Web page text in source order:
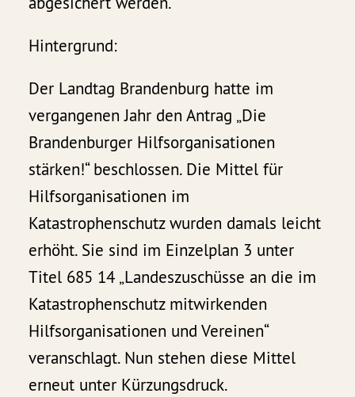
Hintergrund:
Der Landtag Brandenburg hatte im
vergangenen Jahr den Antrag „Die
Brandenburger Hilfsorganisationen
stärken!“ beschlossen. Die Mittel für
Hilfsorganisationen im
Katastrophenschutz wurden damals leicht
erhöht. Sie sind im Einzelplan 3 unter
Titel 685 14 „Landeszuschüsse an die im
Katastrophenschutz mitwirkenden
Hilfsorganisationen und Vereinen“
veranschlagt. Nun stehen diese Mittel
erneut unter Kürzungsdruck.